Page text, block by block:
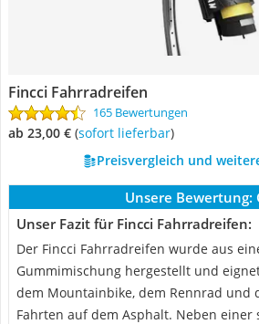
Fincci Fahrradreifen
165 Bewertungen
ab 23,00 € ( Sofort lieferbar)
Preisvergleich und
Unsere Bewertung:
Unser Fazit für Fincci Fahrradreifen:
Der Fincci Fahrradreifen wurde aus
Gummimischung hergestellt und
dem Mountainbike, dem Rennrad und
Fahrten auf dem Asphalt. Neben einer